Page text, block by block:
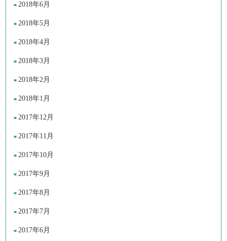
2018年6月
2018年5月
2018年4月
2018年3月
2018年2月
2018年1月
2017年12月
2017年11月
2017年10月
2017年9月
2017年8月
2017年7月
2017年6月